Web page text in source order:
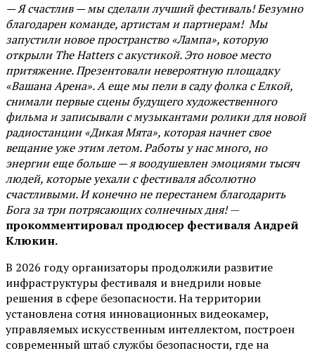
— Я счастлив — мы сделали лучший фестиваль! Безумно
благодарен команде, артистам и партнерам! Мы
запустили новое пространство «Лампа», которую
открыли The Hatters с акустикой. Это новое место
притяжение. Презентовали невероятную площадку
«Вашана Арена». А еще мы пели в саду фолка с Елкой,
снимали первые сцены будущего художественного
фильма и записывали с музыкантами ролики для новой
радиостанции «Дикая Мята», которая начнет свое
вещание уже этим летом. Работы у нас много, но
энергии еще больше — я воодушевлен эмоциями тысяч
людей, которые уехали с фестиваля абсолютно
счастливыми. И конечно не перестанем благодарить
Бога за три потрясающих солнечных дня!—
прокомментировал продюсер фестиваля Андрей
Клюкин.
В 2026 году организаторы продолжили развитие
инфраструктуры фестиваля и внедрили новые
решения в сфере безопасности. На территории
установлена сотня инновационных видеокамер,
управляемых искусственным интеллектом, построен
современный штаб службы безопасности, где на